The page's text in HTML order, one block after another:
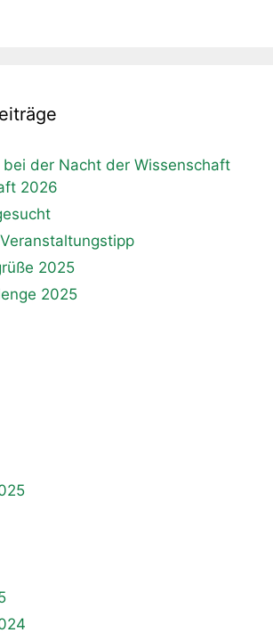
bei der Nacht der Wissenschaft
2026
2025
2025